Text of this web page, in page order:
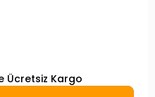
Ücretsiz Kargo